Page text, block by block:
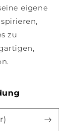
eigene
zu